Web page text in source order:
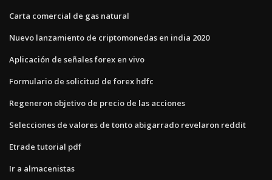
Carta comercial de gas natural
Nuevo lanzamiento de criptomonedas en india 2020
Aplicación de señales forex en vivo
Formulario de solicitud de forex hdfc
Regeneron objetivo de precio de las acciones
Selecciones de valores de tonto abigarrado revelaron reddit
Etrade tutorial pdf
Ir a almacenistas